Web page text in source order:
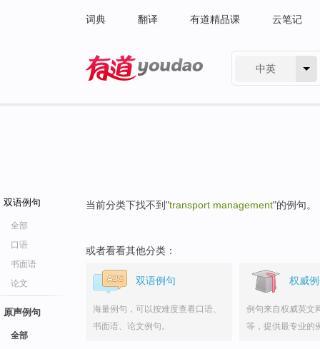
词典 翻译 有道精品课 云笔记
中英
双语例句
全部
口语
书面语
论文
原声例句
全部
当前分类下找不到"transport management"的例句。
或者看看其他分类：
双语例句
海量例句，可以按难度查看口语、
书面语、论文例句。
权威
例句来自权威英文
等，提供最专业的